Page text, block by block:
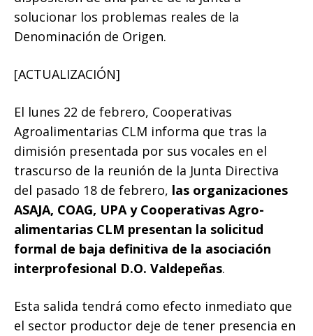
solucionar los problemas reales de la
Denominación de Origen.
[ACTUALIZACIÓN]
El lunes 22 de febrero, Cooperativas
Agroalimentarias CLM informa que tras la
dimisión presentada por sus vocales en el
trascurso de la reunión de la Junta Directiva
del pasado 18 de febrero, las organizaciones
ASAJA, COAG, UPA y Cooperativas Agro-
alimentarias CLM presentan la solicitud
formal de baja definitiva de la asociación
interprofesional D.O. Valdepeñas.
Esta salida tendrá como efecto inmediato que
el sector productor deje de tener presencia en